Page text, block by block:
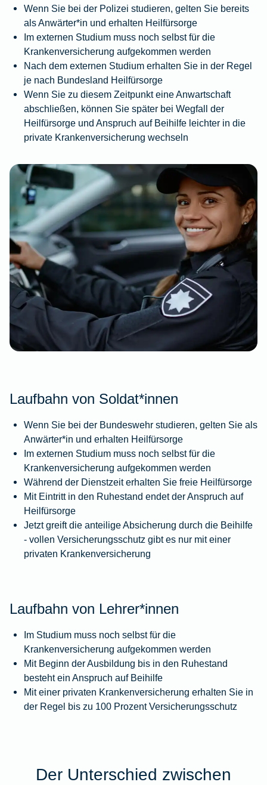
Wenn Sie bei der Polizei studieren, gelten Sie bereits
als Anwärter*in und erhalten Heilfürsorge
Im externen Studium muss noch selbst für die
Krankenversicherung aufgekommen werden
Nach dem externen Studium erhalten Sie in der Regel
je nach Bundesland Heilfürsorge
Wenn Sie zu diesem Zeitpunkt eine Anwartschaft
abschließen, können Sie später bei Wegfall der
Heilfürsorge und Anspruch auf Beihilfe leichter in die
private Krankenversicherung wechseln
Laufbahn von Soldat*innen
Wenn Sie bei der Bundeswehr studieren, gelten Sie als
Anwärter*in und erhalten Heilfürsorge
Im externen Studium muss noch selbst für die
Krankenversicherung aufgekommen werden
Während der Dienstzeit erhalten Sie freie Heilfürsorge
Mit Eintritt in den Ruhestand endet der Anspruch auf
Heilfürsorge
Jetzt greift die anteilige Absicherung durch die Beihilfe
- vollen Versicherungsschutz gibt es nur mit einer
privaten Krankenversicherung
Laufbahn von Lehrer*innen
Im Studium muss noch selbst für die
Krankenversicherung aufgekommen werden
Mit Beginn der Ausbildung bis in den Ruhestand
besteht ein Anspruch auf Beihilfe
Mit einer privaten Krankenversicherung erhalten Sie in
der Regel bis zu 100 Prozent Versicherungsschutz
Der Unterschied zwischen